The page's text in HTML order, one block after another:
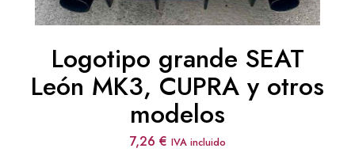
Logotipo grande SEAT
León MK3, CUPRA y otros
modelos
7,26 € IVA incluido